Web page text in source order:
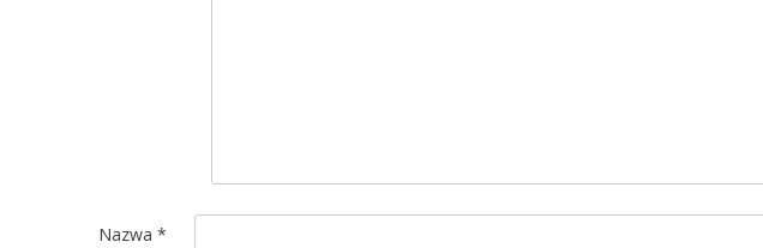
Nazwa *